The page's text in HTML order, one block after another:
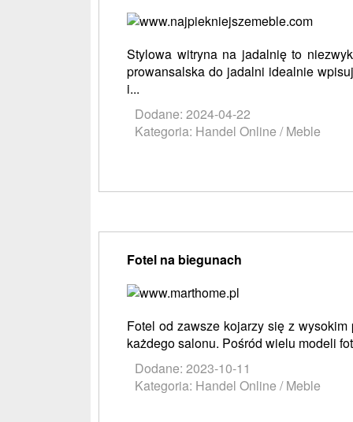
Stylowa witryna na jadalnię to
prowansalska do jadalni idealnie
i...
Dodane: 2024-04-22
Kategoria: Handel Online / Meble
Fotel na biegunach
Fotel od zawsze kojarzy się z
każdego salonu. Pośród wielu modeli
Dodane: 2023-10-11
Kategoria: Handel Online / Meble